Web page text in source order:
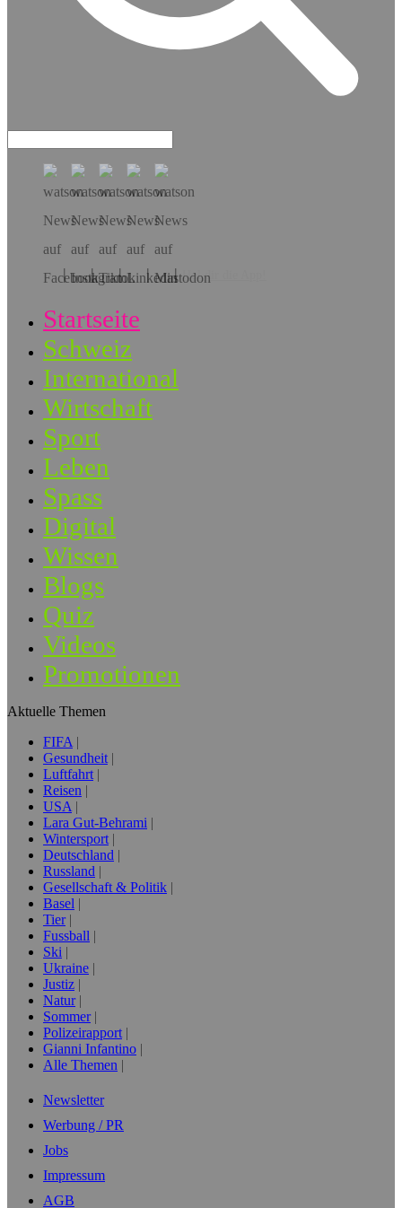
Hol dir die App!
Startseite
Schweiz
International
Wirtschaft
Sport
Leben
Spass
Digital
Wissen
Blogs
Quiz
Videos
Promotionen
Aktuelle Themen
FIFA
Gesundheit
Luftfahrt
Reisen
USA
Lara Gut-Behrami
Wintersport
Deutschland
Russland
Gesellschaft & Politik
Basel
Tier
Fussball
Ski
Ukraine
Justiz
Natur
Sommer
Polizeirapport
Gianni Infantino
Alle Themen
Newsletter
Werbung / PR
Jobs
Impressum
AGB